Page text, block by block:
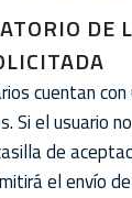
DE
cuentan con
Si el usuario
de
el envío